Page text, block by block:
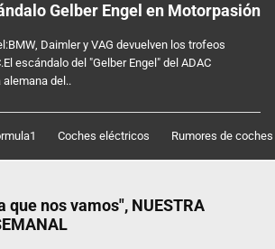
Gelber Engel en Motorpasión
Daimler y VAG devuelven los trofeos
escándalo del "Gelber Engel" del ADAC
alemana del..
Coches eléctricos Rumores de coches
que nos vamos", NUESTRA